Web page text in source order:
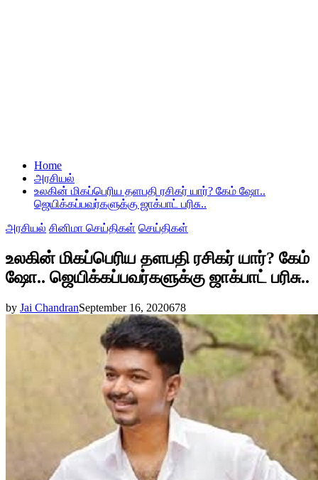
Home
அரசியல்
உலகின் மிகப்பெரிய தளபதி ரசிகர் யார்? கேம் ஷோ..
ஜெயிக்கப்பவர்களுக்கு ஜாக்பாட் பரிசு..
அரசியல் சினிமா செய்திகள் செய்திகள்
உலகின் மிகப்பெரிய தளபதி ரசிகர் யார்? கேம்
ஷோ.. ஜெயிக்கப்பவர்களுக்கு ஜாக்பாட் பரிசு..
by Jai ChandranSeptember 16, 2020678